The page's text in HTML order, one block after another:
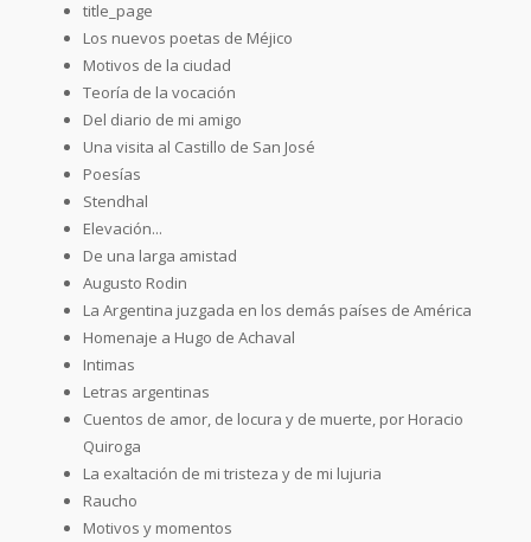
title_page
Los nuevos poetas de Méjico
Motivos de la ciudad
Teoría de la vocación
Del diario de mi amigo
Una visita al Castillo de San José
Poesías
Stendhal
Elevación...
De una larga amistad
Augusto Rodin
La Argentina juzgada en los demás países de América
Homenaje a Hugo de Achaval
Intimas
Letras argentinas
Cuentos de amor, de locura y de muerte, por Horacio
Quiroga
La exaltación de mi tristeza y de mi lujuria
Raucho
Motivos y momentos